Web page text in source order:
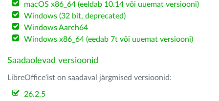
macOS x86_64 (eeldab 10.14 või uuemat versiooni)
Windows (32 bit, deprecated)
Windows Aarch64
Windows x86_64 (eedab 7t või uuemat versiooni)
Saadaolevad versioonid
LibreOffice'ist on saadaval järgmised versioonid:
26.2.5